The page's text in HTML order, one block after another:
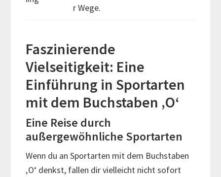
r Wege.
Faszinierende
Vielseitigkeit: Eine
Einführung in Sportarten
mit dem Buchstaben ‚O‘
Eine Reise durch
außergewöhnliche Sportarten
Wenn du an Sportarten mit dem Buchstaben
‚O‘ denkst, fallen dir vielleicht nicht sofort